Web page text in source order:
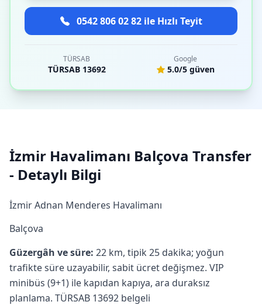
0542 806 02 82 ile Hızlı Teyit
TÜRSAB
TÜRSAB 13692
Google
5.0/5 güven
İzmir Havalimanı Balçova Transfer
- Detaylı Bilgi
İzmir Adnan Menderes Havalimanı
Balçova
Güzergâh ve süre: 22 km, tipik 25 dakika; yoğun
trafikte süre uzayabilir, sabit ücret değişmez. VIP
minibüs (9+1) ile kapıdan kapıya, ara duraksız
planlama. TÜRSAB 13692 belgeli